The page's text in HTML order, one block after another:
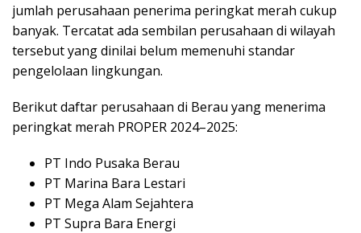
jumlah perusahaan penerima peringkat merah cukup
banyak. Tercatat ada sembilan perusahaan di wilayah
tersebut yang dinilai belum memenuhi standar
pengelolaan lingkungan.
Berikut daftar perusahaan di Berau yang menerima
peringkat merah PROPER 2024–2025:
PT Indo Pusaka Berau
PT Marina Bara Lestari
PT Mega Alam Sejahtera
PT Supra Bara Energi